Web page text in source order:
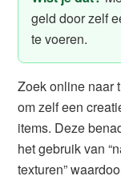
geld door zelf
te voeren.
Zoek online naar
om zelf een
items. Deze
het gebruik van
texturen”